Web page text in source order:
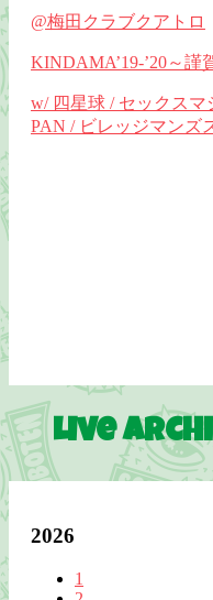
@梅田クラブクアトロ
KINDAMA’19-’20～謹
w/ 四星球 / セックス
PAN / ビレッジマンズ
Live
2026
1